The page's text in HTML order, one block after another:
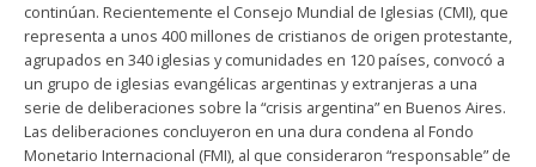
continúan. Recientemente el Consejo Mundial de Iglesias (CMI), que
representa a unos 400 millones de cristianos de origen protestante,
agrupados en 340 iglesias y comunidades en 120 países, convocó a
un grupo de iglesias evangélicas argentinas y extranjeras a una
serie de deliberaciones sobre la “crisis argentina” en Buenos Aires.
Las deliberaciones concluyeron en una dura condena al Fondo
Monetario Internacional (FMI), al que consideraron “responsable” de